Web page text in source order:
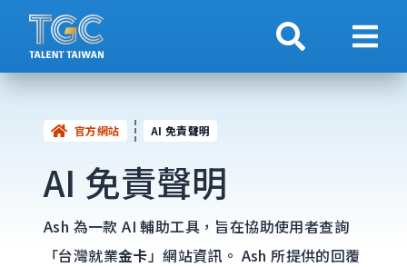
搜索 顯示
官方網站 AI 免責聲明
AI 免責聲明
Ash 為一款 AI 輔助工具，旨在協助使用者查詢
「台灣就業金卡」網站資訊。 Ash 所提供的回覆